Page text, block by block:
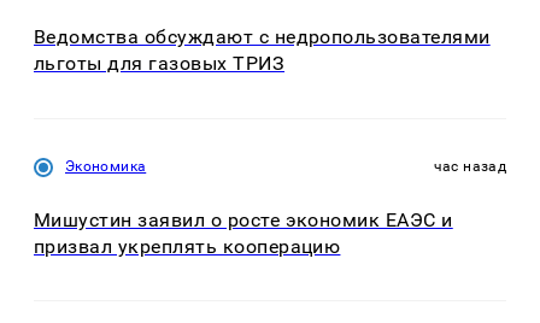
Ведомства обсуждают с недропользователями
льготы для газовых ТРИЗ
Экономика час назад
Мишустин заявил о росте экономик ЕАЭС и
призвал укреплять кооперацию